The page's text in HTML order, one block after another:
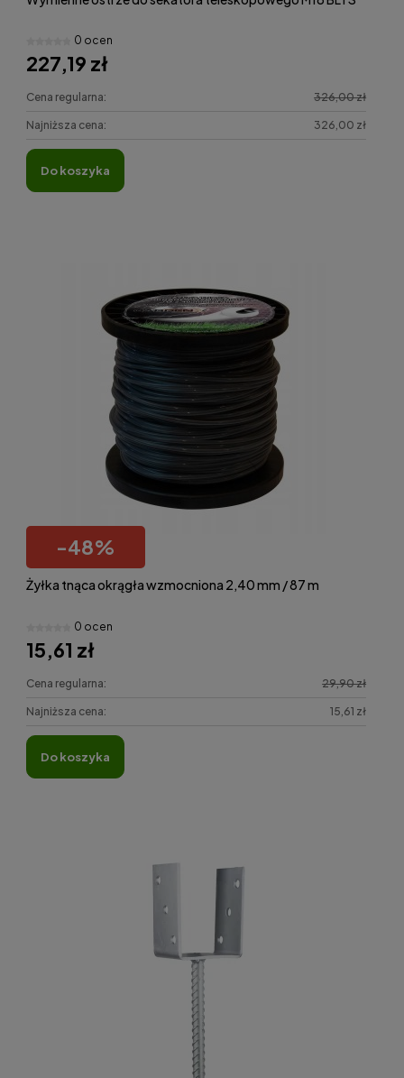
0 ocen
227,19 zł
Cena regularna: 326,00 zł
Najniższa cena: 326,00 zł
do koszyka
-48%
Żyłka tnąca okrągła wzmocniona 2,40 mm / 87 m
0 ocen
15,61 zł
Cena regularna: 29,90 zł
Najniższa cena: 15,61 zł
do koszyka